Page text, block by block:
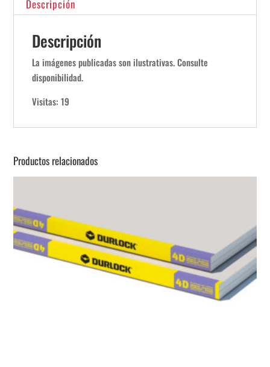
Descripción
Descripción
La imágenes publicadas son ilustrativas. Consulte
disponibilidad.
Visitas: 19
Productos relacionados